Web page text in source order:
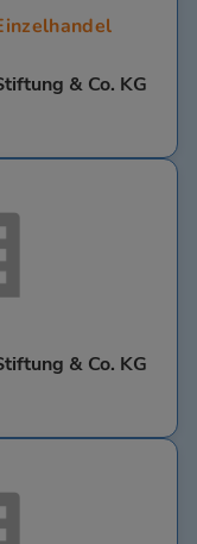
& Co. KG
& Co. KG